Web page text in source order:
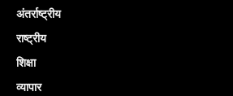
अंतर्राष्ट्रीय
राष्ट्रीय
शिक्षा
व्यापार